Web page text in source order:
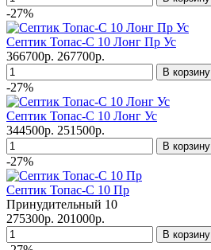
-27%
Септик Топас-С 10 Лонг Пр Ус
366700р. 267700р.
В корзину
-27%
Септик Топас-С 10 Лонг Ус
344500р. 251500р.
В корзину
-27%
Септик Топас-С 10 Пр
Принудительный 10
275300р. 201000р.
В корзину